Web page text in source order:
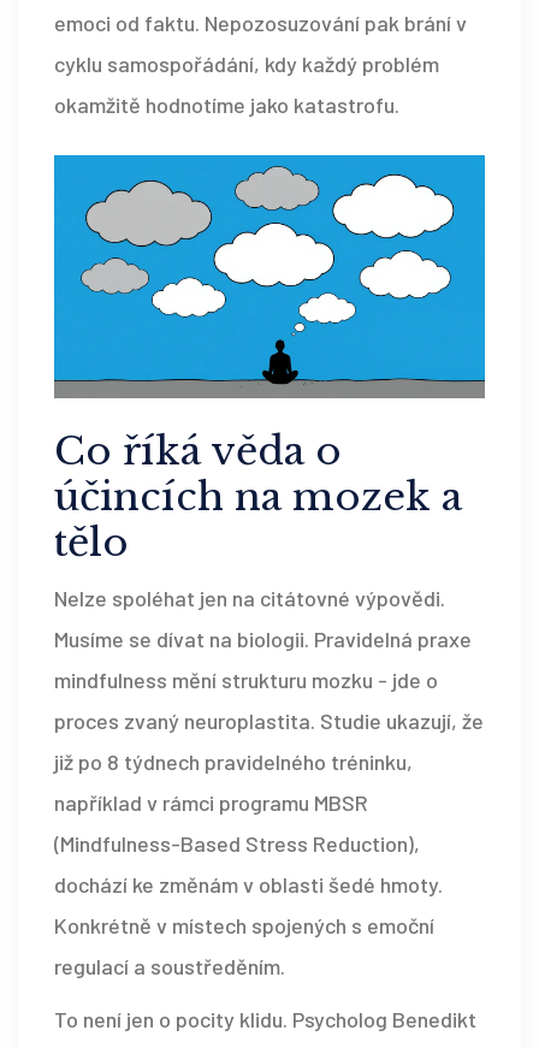
emoci od faktu. Nepozosuzování pak brání v
cyklu samospořádání, kdy každý problém
okamžitě hodnotíme jako katastrofu.
Co říká věda o
účincích na mozek a
tělo
Nelze spoléhat jen na citátovné výpovědi.
Musíme se dívat na biologii. Pravidelná praxe
mindfulness mění strukturu mozku - jde o
proces zvaný neuroplastita. Studie ukazují, že
již po 8 týdnech pravidelného tréninku,
například v rámci programu MBSR
(Mindfulness-Based Stress Reduction),
dochází ke změnám v oblasti šedé hmoty.
Konkrétně v místech spojených s emoční
regulací a soustředěním.
To není jen o pocity klidu. Psycholog Benedikt